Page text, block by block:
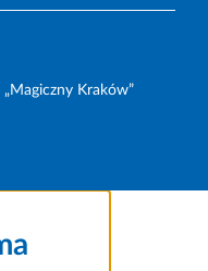
Kraków”